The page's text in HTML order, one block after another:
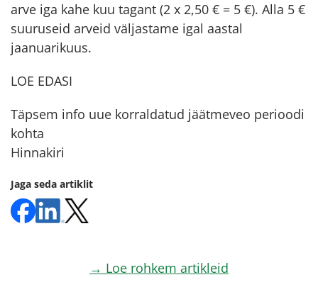
arve iga kahe kuu tagant (2 x 2,50 € = 5 €). Alla 5 €
suuruseid arveid väljastame igal aastal
jaanuarikuus.
LOE EDASI
Täpsem info uue korraldatud jäätmeveo perioodi
kohta
Hinnakiri
Jaga seda artiklit
→ Loe rohkem artikleid